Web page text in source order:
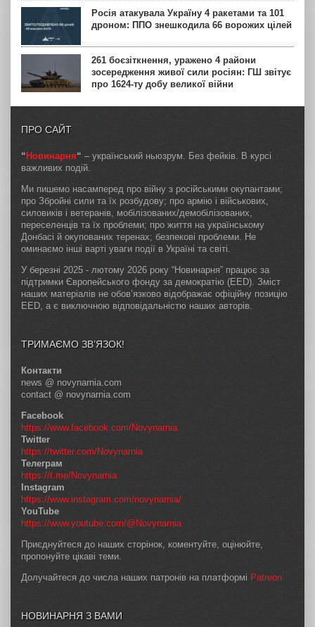
Росія атакувала Україну 4 ракетами та 101
дроном: ППО знешкодила 66 ворожих цілей
261 боєзіткнення, уражено 4 райони
зосередження живої сили росіян: ГШ звітує
про 1624-ту добу великої війни
ПРО САЙТ
“ Новинарня“ – український ньюзрум. Без фейків. В курсі
важливих подій.
Ми пишемо насамперед про війну з російськими окупантами;
про Збройні сили та їх розбудову; про армію і військових,
силовиків і ветеранів, мобілізованих/демобілізованих,
переселенців та їх проблеми; про життя на українському
Донбасі й окупованих теренах; безпекові проблеми. Не
оминаємо інші варті уваги події в Україні та світі.
У березні 2025 - лютому 2026 року “Новинарня” працює за
підтримки Європейського фонду за демократію (EED). Зміст
наших матеріалів не обов’язково відображає офіційну позицію
EED, а є виключною відповідальністю наших авторів.
ТРИМАЄМО ЗВ’ЯЗОК!
Контакти
news @ novynarnia.com
contact @ novynarnia.com
Facebook
https://www.facebook.com/Novynarnia
Twitter
https://twitter.com/Novynarnia
Телеграм
https://t.me/Novynarnia
Instagram
https://www.instagram.com/novynarnia/
YouTube
https://www.youtube.com/@Novynarnia
Приєднуйтеся до наших сторінок, коментуйте, оцінюйте,
пропонуйте цікаві теми.
Долучайтеся до числа наших патронів на платформі Patreon
НОВИНАРНЯ З ВАМИ